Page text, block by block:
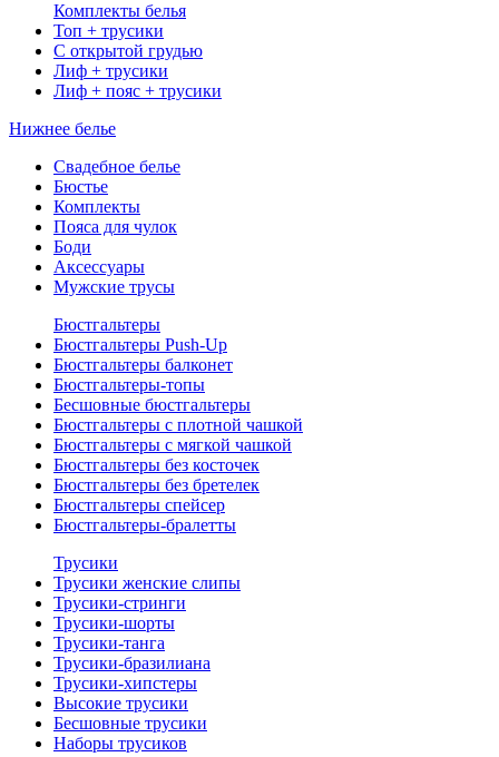
Комплекты белья
Топ + трусики
С открытой грудью
Лиф + трусики
Лиф + пояс + трусики
Нижнее белье
Свадебное белье
Бюстье
Комплекты
Пояса для чулок
Боди
Аксессуары
Мужские трусы
Бюстгальтеры
Бюстгальтеры Push-Up
Бюстгальтеры балконет
Бюстгальтеры-топы
Бесшовные бюстгальтеры
Бюстгальтеры с плотной чашкой
Бюстгальтеры с мягкой чашкой
Бюстгальтеры без косточек
Бюстгальтеры без бретелек
Бюстгальтеры спейсер
Бюстгальтеры-бралетты
Трусики
Трусики женские слипы
Трусики-стринги
Трусики-шорты
Трусики-танга
Трусики-бразилиана
Трусики-хипстеры
Высокие трусики
Бесшовные трусики
Наборы трусиков